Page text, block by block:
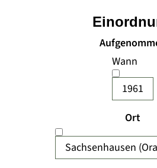
Wann
1961
Ort
Sachsenhausen